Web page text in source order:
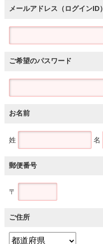
メールアドレス（ログインID）
ご希望のパスワード
お名前
姓 名
郵便番号
〒
ご住所